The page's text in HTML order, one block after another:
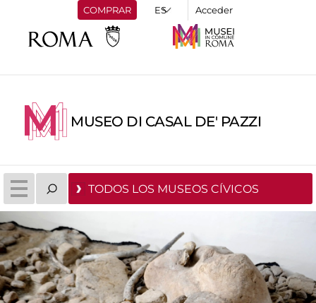
COMPRAR Acceder
MUSEO DI CASAL DE' PAZZI
TODOS LOS MUSEOS CÍVICOS